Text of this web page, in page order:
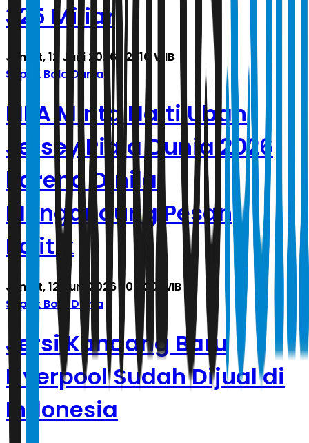
325 Miliar
Jumat, 12 Juni 2026 | 21.10 WIB
Sepak Bola Dunia
FIFA Minta Haiti Ubah
Jersey Piala Dunia 2026
karena Dinilai
Mengandung Pesan
Politik
Jumat, 12 Juni 2026 | 00.20 WIB
Sepak Bola Dunia
Jersi Kandang Baru
Liverpool Sudah Dijual di
Indonesia